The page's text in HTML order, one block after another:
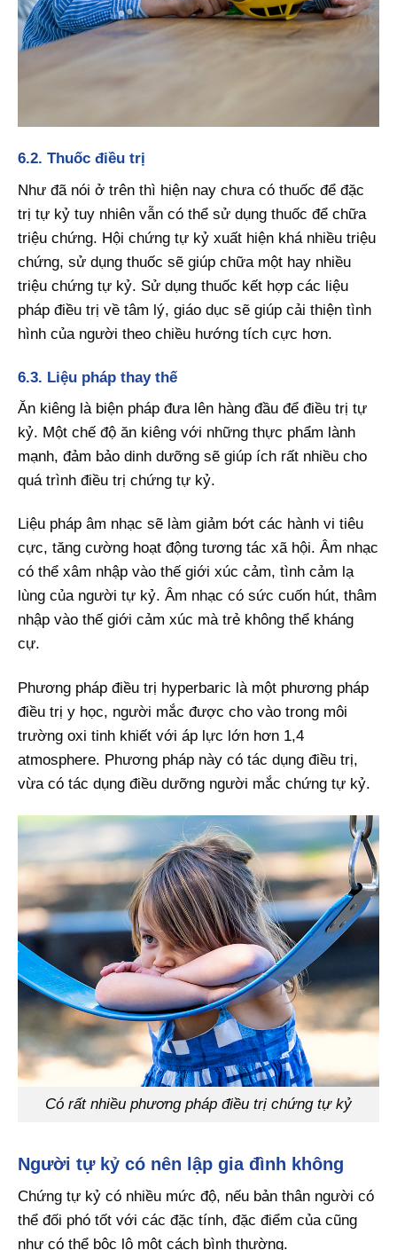
6.2. Thuốc điều trị
Như đã nói ở trên thì hiện nay chưa có thuốc để đặc
trị tự kỷ tuy nhiên vẫn có thể sử dụng thuốc để chữa
triệu chứng. Hội chứng tự kỷ xuất hiện khá nhiều triệu
chứng, sử dụng thuốc sẽ giúp chữa một hay nhiều
triệu chứng tự kỷ. Sử dụng thuốc kết hợp các liệu
pháp điều trị về tâm lý, giáo dục sẽ giúp cải thiện tình
hình của người theo chiều hướng tích cực hơn.
6.3. Liệu pháp thay thế
Ăn kiêng là biện pháp đưa lên hàng đầu để điều trị tự
kỷ. Một chế độ ăn kiêng với những thực phẩm lành
mạnh, đảm bảo dinh dưỡng sẽ giúp ích rất nhiều cho
quá trình điều trị chứng tự kỷ.
Liệu pháp âm nhạc sẽ làm giảm bớt các hành vi tiêu
cực, tăng cường hoạt động tương tác xã hội. Âm nhạc
có thể xâm nhập vào thế giới xúc cảm, tình cảm lạ
lùng của người tự kỷ. Âm nhạc có sức cuốn hút, thâm
nhập vào thế giới cảm xúc mà trẻ không thể kháng
cự.
Phương pháp điều trị hyperbaric là một phương pháp
điều trị y học, người mắc được cho vào trong môi
trường oxi tinh khiết với áp lực lớn hơn 1,4
atmosphere. Phương pháp này có tác dụng điều trị,
vừa có tác dụng điều dưỡng người mắc chứng tự kỷ.
Có rất nhiều phương pháp điều trị chứng tự kỷ
Người tự kỷ có nên lập gia đình không
Chứng tự kỷ có nhiều mức độ, nếu bản thân người có
thể đối phó tốt với các đặc tính, đặc điểm của cũng
như có thể bộc lộ một cách bình thường.